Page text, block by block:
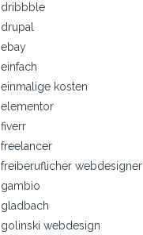
dribbble
drupal
ebay
einfach
einmalige kosten
elementor
fiverr
freelancer
freiberuflicher webdesigner
gambio
gladbach
golinski webdesign